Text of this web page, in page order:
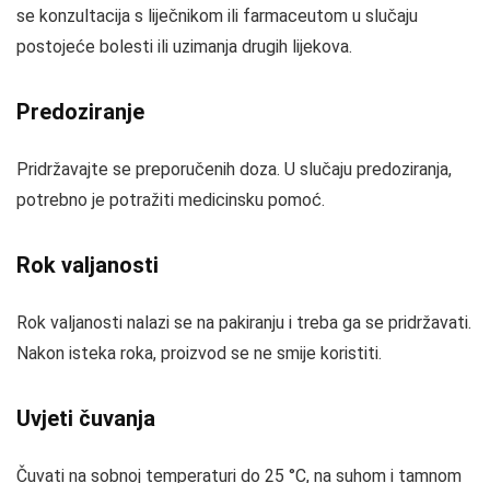
se konzultacija s liječnikom ili farmaceutom u slučaju
postojeće bolesti ili uzimanja drugih lijekova.
Predoziranje
Pridržavajte se preporučenih doza. U slučaju predoziranja,
potrebno je potražiti medicinsku pomoć.
Rok valjanosti
Rok valjanosti nalazi se na pakiranju i treba ga se pridržavati.
Nakon isteka roka, proizvod se ne smije koristiti.
Uvjeti čuvanja
Čuvati na sobnoj temperaturi do 25 °C, na suhom i tamnom